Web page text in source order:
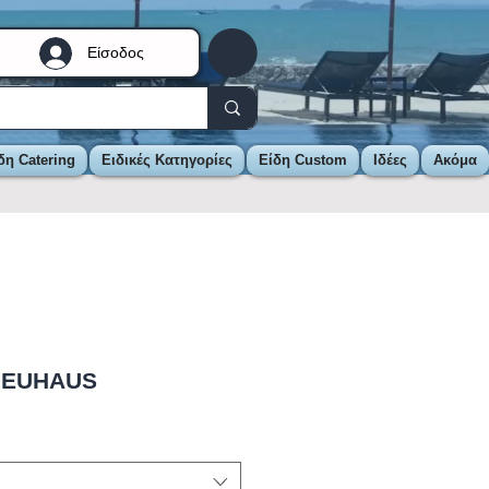
Είσοδος
Catering Ειδικές Κατηγορίες Είδη Custom Ιδέες Ακόμα